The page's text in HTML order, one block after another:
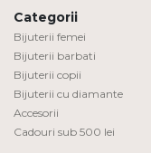
Categorii
Bijuterii femei
Bijuterii barbati
Bijuterii copii
Bijuterii cu diamante
Accesorii
Cadouri sub 500 lei